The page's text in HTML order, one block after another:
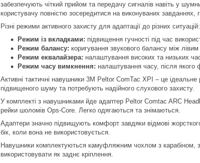
забезпечують чіткий прийом та передачу сигналів навіть у
користувачу повністю зосередитися на виконуваних
Різні режими активного захисту для адаптації до різних ситуацій:
Режим із вкладками: підвищення гучності під час
Режим балансу: коригування звукового балансу між
Режим еквалайзера: налаштування високих та низьких
Режим часу вимкнення: налаштування часу, після якого
Активні тактичні навушники 3M Peltor ComTac XPI – це
підвищеного шуму та потребують надійного слухового захисту.
У комплекті з навушниками йде адаптер Peltor Comtac ARC
рейки шоломів Ops-Core. Легко одягаються та знімаються.
Адаптери значно підвищують комфорт завдяки відмові
бік, коли вона не використовується.
Навушники комплектуються камуфляжним чохлом з карабіном,
використовувати як заднє кріплення.